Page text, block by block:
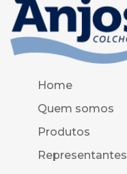
Home
Quem somos
Produtos
Representantes